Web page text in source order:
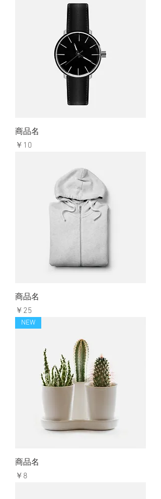
商品名
価格
￥10
商品名
価格
￥25
NEW
商品名
価格
￥8